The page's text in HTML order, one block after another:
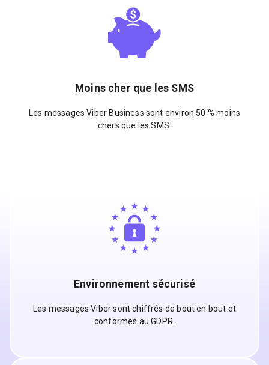
Moins cher que les SMS
Les messages Viber Business sont environ 50 % moins
chers que les SMS.
Environnement sécurisé
Les messages Viber sont chiffrés de bout en bout et
conformes au GDPR.